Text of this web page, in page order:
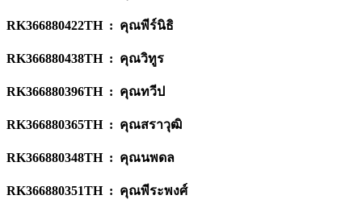
RK366880422TH : คุณพีร์นิธิ
RK366880438TH : คุณวิทูร
RK366880396TH : คุณทวีป
RK366880365TH : คุณสราวุฒิ
RK366880348TH : คุณนพดล
RK366880351TH : คุณพีระพงศ์